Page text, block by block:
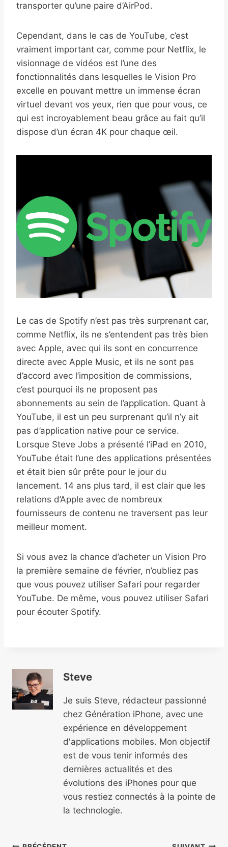
transporter qu’une paire d’AirPod.
Cependant, dans le cas de YouTube, c’est
vraiment important car, comme pour Netflix, le
visionnage de vidéos est l’une des
fonctionnalités dans lesquelles le Vision Pro
excelle en pouvant mettre un immense écran
virtuel devant vos yeux, rien que pour vous, ce
qui est incroyablement beau grâce au fait qu’il
dispose d’un écran 4K pour chaque œil.
Le cas de Spotify n’est pas très surprenant car,
comme Netflix, ils ne s’entendent pas très bien
avec Apple, avec qui ils sont en concurrence
directe avec Apple Music, et ils ne sont pas
d’accord avec l’imposition de commissions,
c’est pourquoi ils ne proposent pas
abonnements au sein de l’application. Quant à
YouTube, il est un peu surprenant qu’il n’y ait
pas d’application native pour ce service.
Lorsque Steve Jobs a présenté l’iPad en 2010,
YouTube était l’une des applications présentées
et était bien sûr prête pour le jour du
lancement. 14 ans plus tard, il est clair que les
relations d’Apple avec de nombreux
fournisseurs de contenu ne traversent pas leur
meilleur moment.
Si vous avez la chance d’acheter un Vision Pro
la première semaine de février, n’oubliez pas
que vous pouvez utiliser Safari pour regarder
YouTube. De même, vous pouvez utiliser Safari
pour écouter Spotify.
Steve
Je suis Steve, rédacteur passionné
chez Génération iPhone, avec une
expérience en développement
d'applications mobiles. Mon objectif
est de vous tenir informés des
dernières actualités et des
évolutions des iPhones pour que
vous restiez connectés à la pointe de
la technologie.